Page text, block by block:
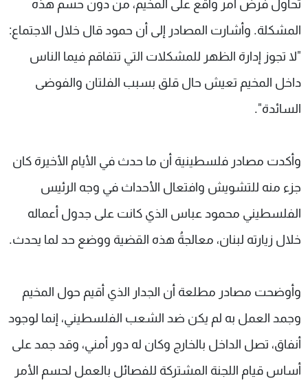
تحاول فرض أمر واقع على المخيم، من دون حسم هذه
المشكلة. وأشارت المصادر إلى أن حمود قال خلال الاجتماع:
"لا تجوز إدارة الظهر للمشكلات التي تتفاقم فيما الناس
داخل المخيم تعيش حال قلق بسبب الفلتان والفوضى
السائدة".
وأكدت مصادر فلسطينية أن ما حدث في الأيام الأخيرة كان
جزء منه للتشويش وافتعال الأحداث في وجه الرئيس
الفلسطيني محمود عباس الذي كانت على جدول أعماله
خلال زيارته لبنان، معالجةُ هذه القضية ووضع حد لما يحدث.
وأوضحت مصادر مطلعة أن الجدار الذي أقيم حول المخيم
وجمد العمل به لم يكن ضد الشعب الفلسطيني، إنما لوجود
أنفاق، تصل الداخل بالخارج وكان له دور أمني، وقد جمد على
أساس قيام اللجنة المشتركة للفصائل بالعمل لحسم الأمر